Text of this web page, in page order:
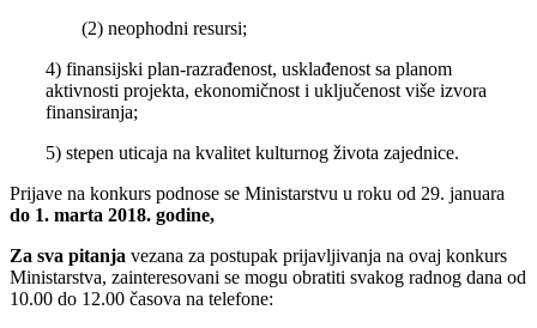
(2) neophodni resursi;
4) finansijski plan-razrađenost, usklađenost sa planom
aktivnosti projekta, ekonomičnost i uključenost više izvora
finansiranja;
5) stepen uticaja na kvalitet kulturnog života zajednice.
Prijave na konkurs podnose se Ministarstvu u roku od 29. januara
do 1. marta 2018. godine,
Za sva pitanja vezana za postupak prijavljivanja na ovaj konkurs
Ministarstva, zainteresovani se mogu obratiti svakog radnog dana od
10.00 do 12.00 časova na telefone: